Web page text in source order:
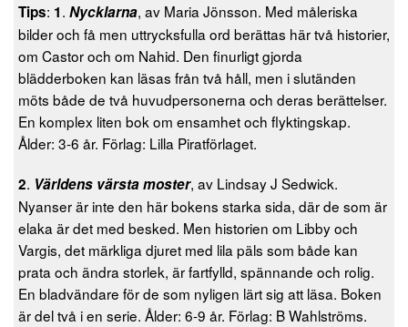
Tips: 1. Nycklarna, av Maria Jönsson. Med måleriska
bilder och få men uttrycksfulla ord berättas här två historier,
om Castor och om Nahid. Den finurligt gjorda
blädderboken kan läsas från två håll, men i slutänden
möts både de två huvudpersonerna och deras berättelser.
En komplex liten bok om ensamhet och flyktingskap.
Ålder: 3-6 år. Förlag: Lilla Piratförlaget.
2. Världens värsta moster, av Lindsay J Sedwick.
Nyanser är inte den här bokens starka sida, där de som är
elaka är det med besked. Men historien om Libby och
Vargis, det märkliga djuret med lila päls som både kan
prata och ändra storlek, är fartfylld, spännande och rolig.
En bladvändare för de som nyligen lärt sig att läsa. Boken
är del två i en serie. Ålder: 6-9 år. Förlag: B Wahlströms.